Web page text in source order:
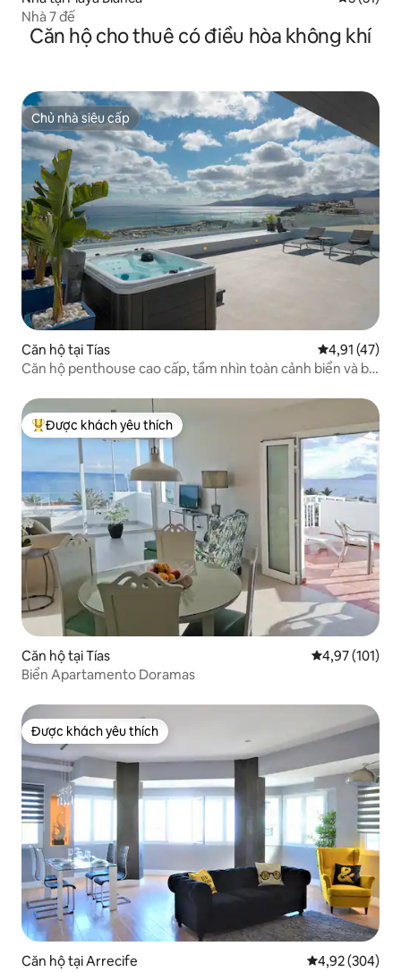
Nhà 7 đế
Căn hộ cho thuê có điều hòa không khí
Chủ nhà siêu cấp
Chủ nhà siêu cấp
Căn hộ tại Tías Xếp hạng
4,91 (47)
Căn hộ penthouse cao cấp, tầm nhìn toàn cảnh biển và bể
Được khách yêu thích nhất
Được khách yêu thích
Căn hộ tại Tías Xếp hạng
4,97 (101)
Biển Apartamento Doramas
Được khách yêu thích
Được khách yêu thích
Căn hộ tại Arrecife Xếp hạng
4,92 (304)